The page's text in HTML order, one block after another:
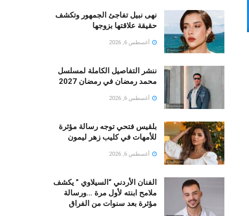
نهى نبيل تفاجئ الجمهور وتكشف
حقيقة علاقتها بزوجها
أغسطس 6, 2026
ننشر التفاصيل الكاملة لمسلسل
محمد رمضان في رمضان 2027
أغسطس 6, 2026
بلقيس فتحي توجه رسالة مؤثرة
للأمهات في كليب زهر ليمون ‏
أغسطس 6, 2026
الفنان الأردني “السيلاوي ” يكشف
ملامح ابنته لأول مرة …ورسالة
مؤثرة بعد سنوات من الفراق